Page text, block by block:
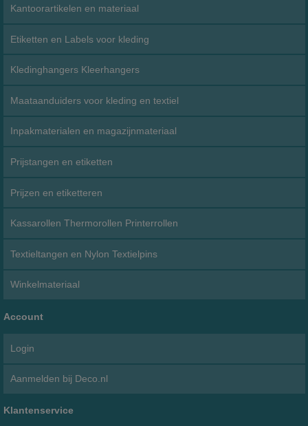
Kantoorartikelen en materiaal
Etiketten en Labels voor kleding
Kledinghangers Kleerhangers
Maataanduiders voor kleding en textiel
Inpakmaterialen en magazijnmateriaal
Prijstangen en etiketten
Prijzen en etiketteren
Kassarollen Thermorollen Printerrollen
Textieltangen en Nylon Textielpins
Winkelmateriaal
Account
Login
Aanmelden bij Deco.nl
Klantenservice